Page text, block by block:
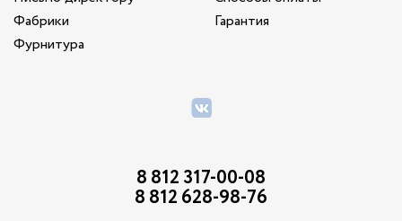
Фабрики
Фурнитура
Гарантия
8 812 317-00-08
8 812 628-98-76